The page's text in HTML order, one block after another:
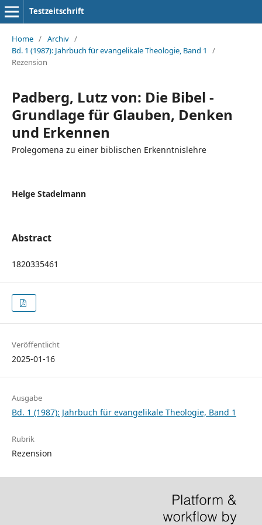
Testzeitschrift
Home / Archiv /
Bd. 1 (1987): Jahrbuch für evangelikale Theologie, Band 1
/
Rezension
Padberg, Lutz von: Die Bibel -
Grundlage für Glauben, Denken
und Erkennen
Prolegomena zu einer biblischen Erkenntnislehre
Helge Stadelmann
Abstract
1820335461
Veröffentlicht
2025-01-16
Ausgabe
Bd. 1 (1987): Jahrbuch für evangelikale Theologie, Band 1
Rubrik
Rezension